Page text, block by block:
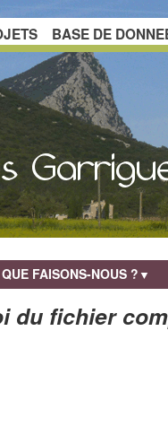
BASE DE
QUE FAISONS-NOUS ? ▼
du fichier